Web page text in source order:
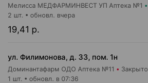
Мелисса МЕДФАРМИНВЕСТ УП Аптека №1
19,41 р.
2 шт. обновл. вчера
ул. Филимонова, д. 33, пом. 1н
Доминантафарм ОДО Аптека №11 Закрыто
1 шт. обновл. в 07:36